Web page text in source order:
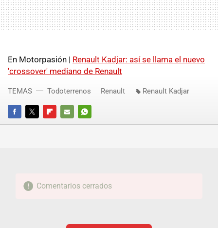
En Motorpasión | Renault Kadjar: así se llama el nuevo
'crossover' mediano de Renault
FACEBOOKTWITTERFLIPBOARD
E-
WHATSAPP
TEMAS Todoterrenos Renault Renault Kadjar
Comentarios cerrados